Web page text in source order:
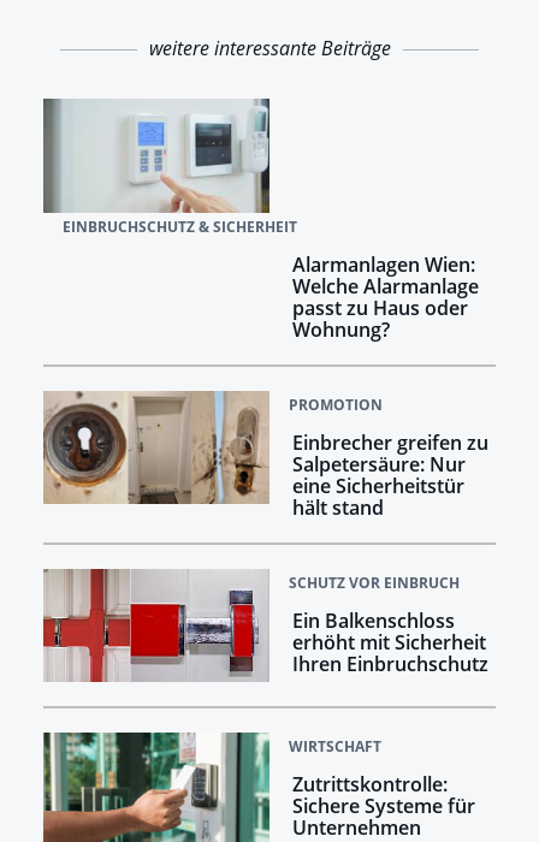
weitere interessante Beiträge
EINBRUCHSCHUTZ & SICHERHEIT
Alarmanlagen Wien:
Welche Alarmanlage
passt zu Haus oder
Wohnung?
PROMOTION
Einbrecher greifen zu
Salpetersäure: Nur
eine Sicherheitstür
hält stand
SCHUTZ VOR EINBRUCH
Ein Balkenschloss
erhöht mit Sicherheit
Ihren Einbruchschutz
WIRTSCHAFT
Zutrittskontrolle:
Sichere Systeme für
Unternehmen